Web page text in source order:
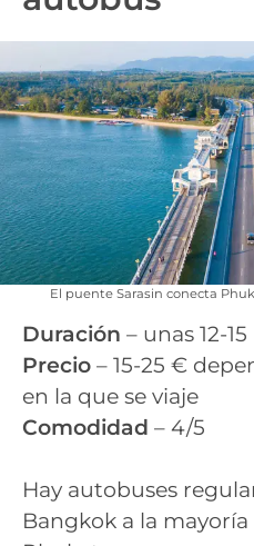
El puente Sarasin conecta
Duración – unas 12-
Precio – 15-25 €
en la que se viaje
Comodidad – 4/5
Hay autobuses
Bangkok a la mayoría